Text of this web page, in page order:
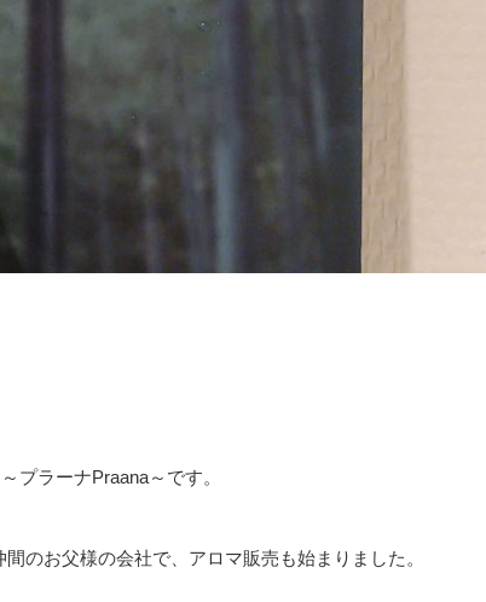
プラーナPraana～です。
のお父様の会社で、アロマ販売も始まりました。